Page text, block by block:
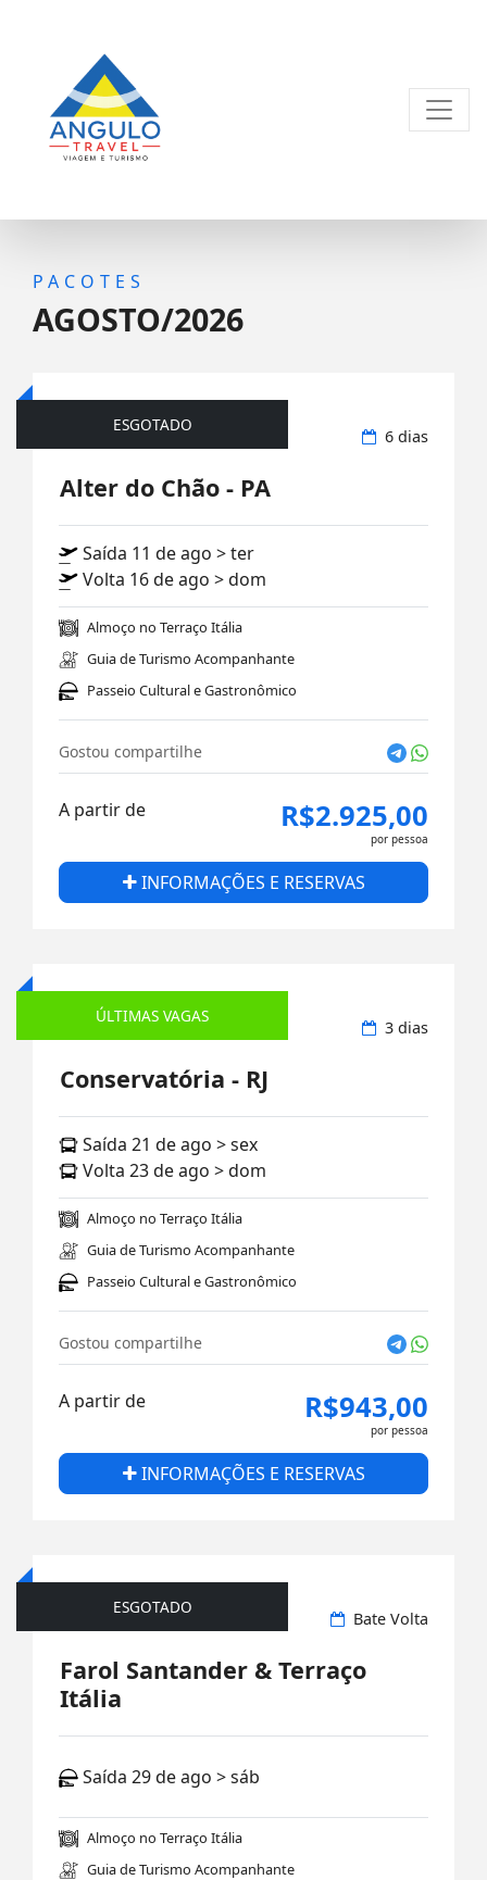
PACOTES
AGOSTO/2026
ESGOTADO
Aéreo nacional 6 dias
Alter do Chão - PA
Saída 11 de ago > ter
Volta 16 de ago > dom
Almoço no Terraço Itália
Guia de Turismo Acompanhante
Passeio Cultural e Gastronômico
Gostou compartilhe
A partir de R$2.925,00
por pessoa
INFORMAÇÕES E RESERVAS
ÚLTIMAS VAGAS
Rodoviário 3 dias
Conservatória - RJ
Saída 21 de ago > sex
Volta 23 de ago > dom
Almoço no Terraço Itália
Guia de Turismo Acompanhante
Passeio Cultural e Gastronômico
Gostou compartilhe
A partir de R$943,00
por pessoa
INFORMAÇÕES E RESERVAS
ESGOTADO
Gastronômico Bate Volta
Farol Santander & Terraço
Itália
Saída 29 de ago > sáb
Almoço no Terraço Itália
Guia de Turismo Acompanhante